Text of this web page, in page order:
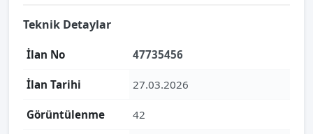
Teknik Detaylar
İlan No 47735456
İlan Tarihi 27.03.2026
Görüntülenme 42